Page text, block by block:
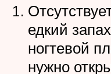
едкий
ногтевой
нужно